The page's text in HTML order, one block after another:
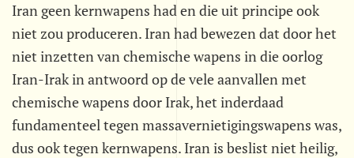
Iran geen kernwapens had en die uit principe ook
niet zou produceren. Iran had bewezen dat door het
niet inzetten van chemische wapens in die oorlog
Iran-Irak in antwoord op de vele aanvallen met
chemische wapens door Irak, het inderdaad
fundamenteel tegen massavernietigingswapens was,
dus ook tegen kernwapens. Iran is beslist niet heilig,